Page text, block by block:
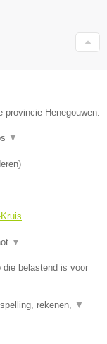
Henegouwen.
▼
)
▼
die belastend is voor
rekenen, ▼